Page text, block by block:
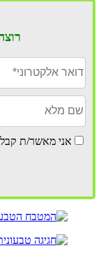
אני מאשר/ת